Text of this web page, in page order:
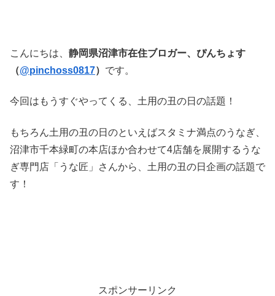
こんにちは、 静岡県沼津市在住ブロガー、ぴんちょす
（@pinchoss0817） です。
今回はもうすぐやってくる、土用の丑の日の話題！
もちろん土用の丑の日のといえばスタミナ満点のうなぎ、
沼津市千本緑町の本店ほか合わせて4店舗を展開するうな
ぎ専門店「うな匠」さんから、土用の丑の日企画の話題で
す！
スポンサーリンク